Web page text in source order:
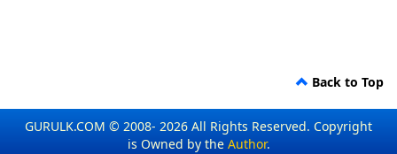
Back to Top
GURULK.COM © 2008- 2026 All Rights Reserved. Copyright
is Owned by the Author.